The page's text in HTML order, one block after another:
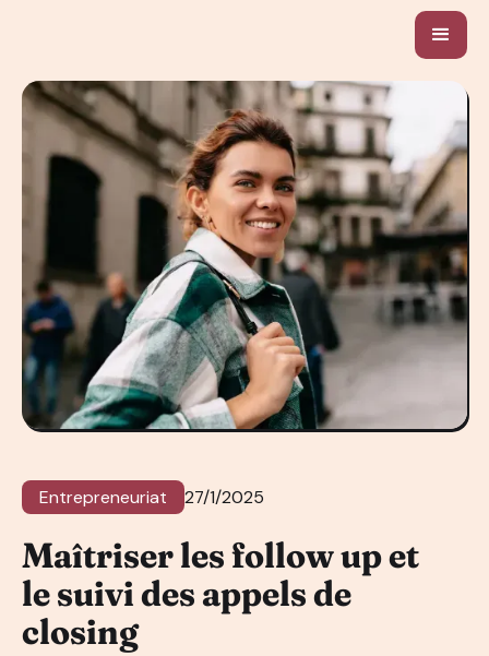
Entrepreneuriat 27/1/2025
Maîtriser les follow up et
le suivi des appels de
closing